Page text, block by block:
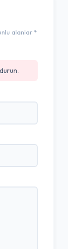
alanlar *